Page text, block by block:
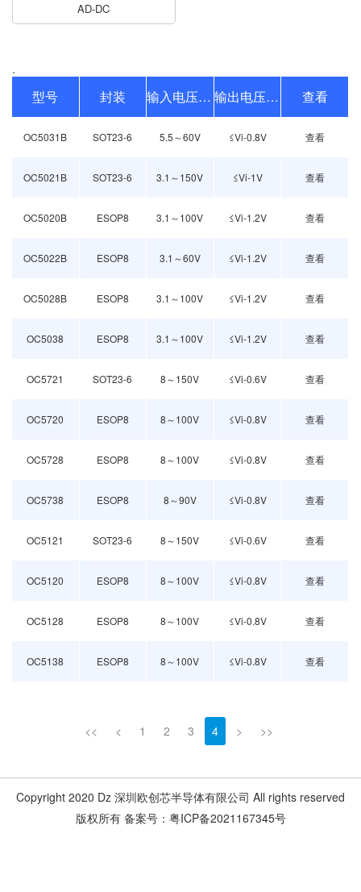
AD-DC
.
型号 封装 输入电压范围 输出电压范围 查看
OC5031B SOT23-6 5.5～60V ≤Vi-0.8V 查看
OC5021B SOT23-6 3.1～150V ≤Vi-1V 查看
OC5020B ESOP8 3.1～100V ≤Vi-1.2V 查看
OC5022B ESOP8 3.1～60V ≤Vi-1.2V 查看
OC5028B ESOP8 3.1～100V ≤Vi-1.2V 查看
OC5038 ESOP8 3.1～100V ≤Vi-1.2V 查看
OC5721 SOT23-6 8～150V ≤Vi-0.6V 查看
OC5720 ESOP8 8～100V ≤Vi-0.8V 查看
OC5728 ESOP8 8～100V ≤Vi-0.8V 查看
OC5738 ESOP8 8～90V ≤Vi-0.8V 查看
OC5121 SOT23-6 8～150V ≤Vi-0.6V 查看
OC5120 ESOP8 8～100V ≤Vi-0.8V 查看
OC5128 ESOP8 8～100V ≤Vi-0.8V 查看
OC5138 ESOP8 8～100V ≤Vi-0.8V 查看
<< < 1 2 3 4 > >>
Copyright 2020 Dz 深圳欧创芯半导体有限公司 All rights reserved
版权所有 备案号：粤ICP备2021167345号